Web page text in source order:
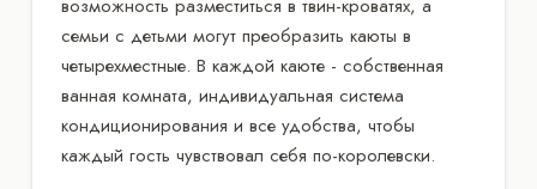
возможность разместиться в твин-кроватях, а
семьи с детьми могут преобразить каюты в
четырехместные. В каждой каюте - собственная
ванная комната, индивидуальная система
кондиционирования и все удобства, чтобы
каждый гость чувствовал себя по-королевски.